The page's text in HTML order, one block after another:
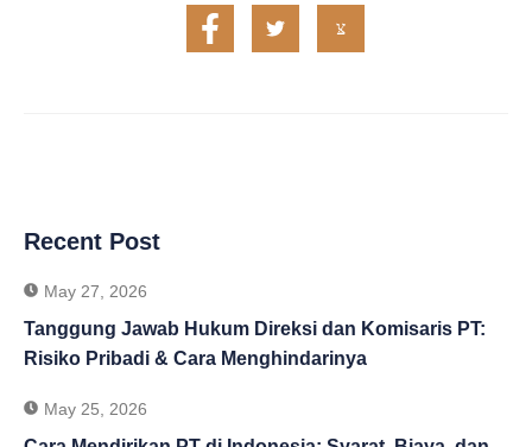
Recent Post
May 27, 2026
Tanggung Jawab Hukum Direksi dan Komisaris PT:
Risiko Pribadi & Cara Menghindarinya
May 25, 2026